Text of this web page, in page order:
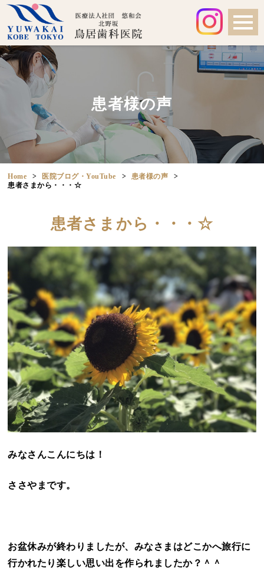
患者様の声
Home 医院ブログ・YouTube
患者様の声
患者さまから・・・☆
患者さまから・・・☆
みなさんこんにちは！
ささやまです。
お盆休みが終わりましたが、みなさまはどこかへ旅行に
行かれたり楽しい思い出を作られましたか？＾＾